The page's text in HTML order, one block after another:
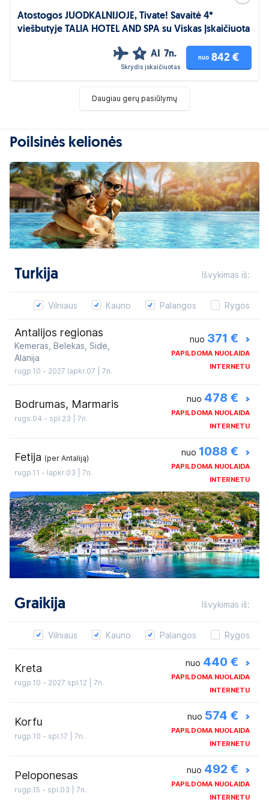
Atostogos JUODKALNIJOJE, Tivate! Savaitė 4*
viešbutyje TALIA HOTEL AND SPA su Viskas Įskaičiuota
4 AI 7n.
Skrydis įskaičiuotas
nuo 842 €
Daugiau gerų pasiūlymų
Poilsinės kelionės
Turkija Išvykimas iš:
Vilniaus Kauno Palangos Rygos
Antalijos regionas
Kemeras, Belekas, Sidė,
Alanija
rugp.10 - 2027 lapkr.07 | 7n.
nuo 371 € >
PAPILDOMA NUOLAIDA
INTERNETU
Bodrumas, Marmaris
rugs.04 - spl.23 | 7n.
nuo 478 € >
PAPILDOMA NUOLAIDA
INTERNETU
Fetija (per Antaliją)
rugp.11 - lapkr.03 | 7n.
nuo 1088 € >
PAPILDOMA NUOLAIDA
INTERNETU
Graikija Išvykimas iš:
Vilniaus Kauno Palangos Rygos
Kreta
rugp.10 - 2027 spl.12 | 7n.
nuo 440 € >
PAPILDOMA NUOLAIDA
INTERNETU
Korfu
rugp.10 - spl.17 | 7n.
nuo 574 € >
PAPILDOMA NUOLAIDA
INTERNETU
Peloponesas
rugp.15 - spl.03 | 7n.
nuo 492 € >
PAPILDOMA NUOLAIDA
INTERNETU